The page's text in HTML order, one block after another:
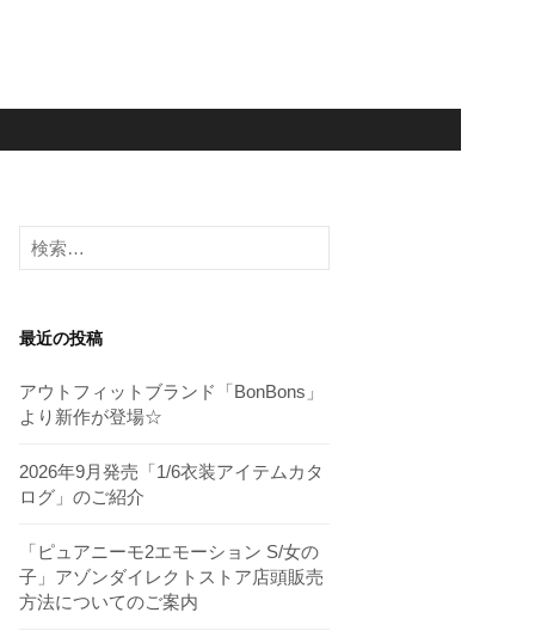
検
索:
最近の投稿
アウトフィットブランド「BonBons」
より新作が登場☆
2026年9月発売「1/6衣装アイテムカタ
ログ」のご紹介
「ピュアニーモ2エモーション S/女の
子」アゾンダイレクトストア店頭販売
方法についてのご案内